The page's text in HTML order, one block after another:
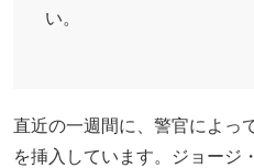
い。
直近の一週間に、警官によっ
を挿入しています。ジョージ